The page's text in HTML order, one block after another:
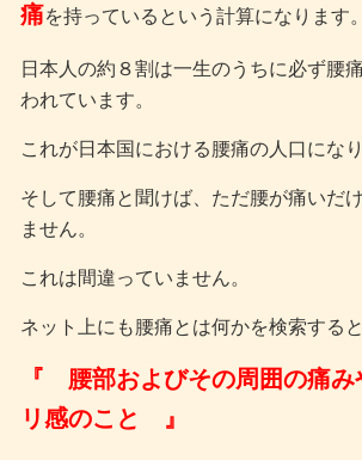
痛を持っているという計算になります。
日本人の約８割は一生のうちに必ず腰
われています。
これが日本国における腰痛の人口になり
そして腰痛と聞けば、ただ腰が痛いだ
ません。
これは間違っていません。
ネット上にも腰痛とは何かを検索すると
『 腰部およびその周囲の痛み
リ感のこと 』